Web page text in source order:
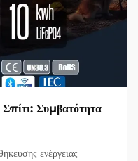
Συμβατότητα
ενέργειας